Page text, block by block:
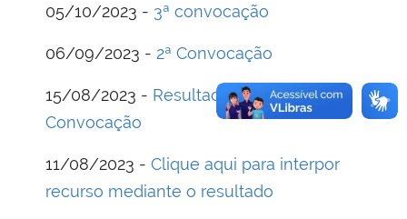
05/10/2023 - 3ª convocação
06/09/2023 - 2ª Convocação
15/08/2023 - Resultado Final e
Convocação
11/08/2023 - Clique aqui para interpor
recurso mediante o resultado